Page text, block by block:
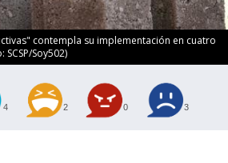
contempla su implementación en cuatro
Soy502)
4 2 0 3